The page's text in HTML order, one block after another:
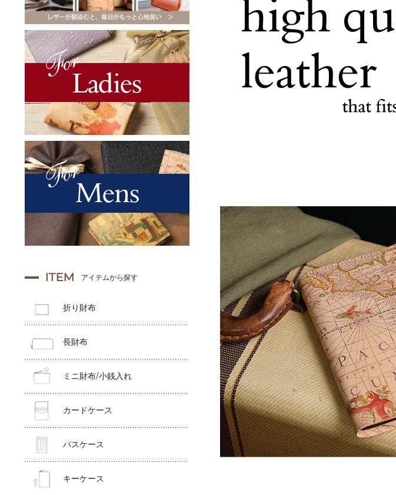
ITEM アイテムから探す
折り財布
長財布
ミニ財布/小銭入れ
カードケース
パスケース
キーケース